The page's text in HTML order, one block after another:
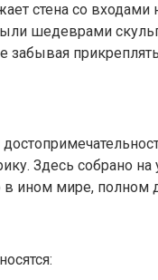
стена со
шедеврами
забывая
Здесь собрано
ином мире, полном